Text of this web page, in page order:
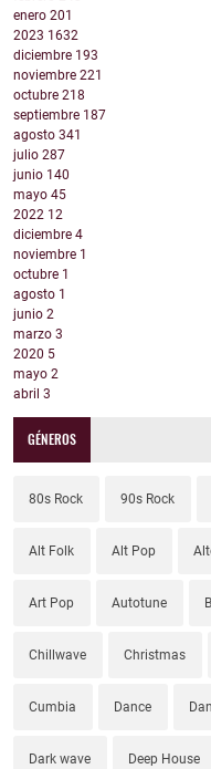
enero 201
2023 1632
diciembre 193
noviembre 221
octubre 218
septiembre 187
agosto 341
julio 287
junio 140
mayo 45
2022 12
diciembre 4
noviembre 1
octubre 1
agosto 1
junio 2
marzo 3
2020 5
mayo 2
abril 3
GÉNEROS
80s Rock 90s Rock
Alt Folk Alt Pop
Art Pop Autotune
Chillwave Christmas
Cumbia Dance
Dark wave Deep House